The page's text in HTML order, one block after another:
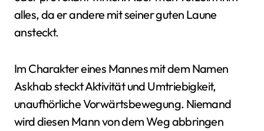
alles, da er andere mit seiner guten Laune
ansteckt.
Im Charakter eines Mannes mit dem Namen
Askhab steckt Aktivität und Umtriebigkeit,
unaufhörliche Vorwärtsbewegung. Niemand
wird diesen Mann von dem Weg abbringen